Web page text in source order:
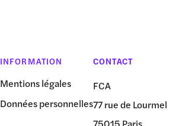
INFORMATION
Mentions légales
Données personnelles
CONTACT
FCA
77 rue de Lourmel